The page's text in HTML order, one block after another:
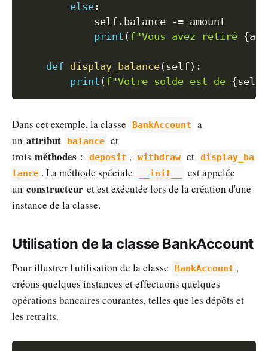
else :
            self
. balance -= amount
print (f"Vous avez retiré {
def display_balance(self ) :
print (f"Votre solde est de {self
Dans cet exemple, la classe BankAccount
a
un attribut balance et
trois méthodes : deposit , withdraw et display_ba
lance . La méthode spéciale __init__
est appelée
un constructeur et est exécutée lors de la création d'une
instance de la classe.
Utilisation de la classe BankAccount
Pour illustrer l'utilisation de la classe BankAccount ,
créons quelques instances et effectuons quelques
opérations bancaires courantes, telles que les dépôts et
les retraits.